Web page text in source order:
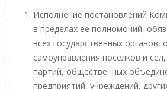
Исполнение постановлений
в пределах ее полномочий,
всех государственных органов,
самоуправления посёлков и
партий, общественных
предприятий, учреждений,